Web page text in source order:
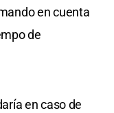
en cuenta
de
en caso de